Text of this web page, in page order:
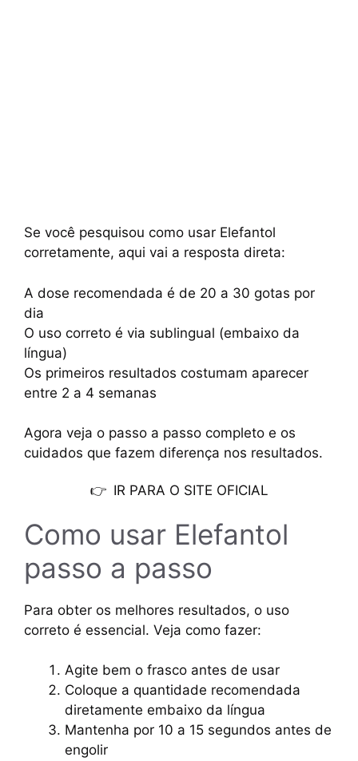
Se você pesquisou como usar Elefantol
corretamente, aqui vai a resposta direta:
A dose recomendada é de 20 a 30 gotas por
dia
O uso correto é via sublingual (embaixo da
língua)
Os primeiros resultados costumam aparecer
entre 2 a 4 semanas
Agora veja o passo a passo completo e os
cuidados que fazem diferença nos resultados.
👉 IR PARA O SITE OFICIAL
Como usar Elefantol
passo a passo
Para obter os melhores resultados, o uso
correto é essencial. Veja como fazer:
Agite bem o frasco antes de usar
Coloque a quantidade recomendada
diretamente embaixo da língua
Mantenha por 10 a 15 segundos antes de
engolir